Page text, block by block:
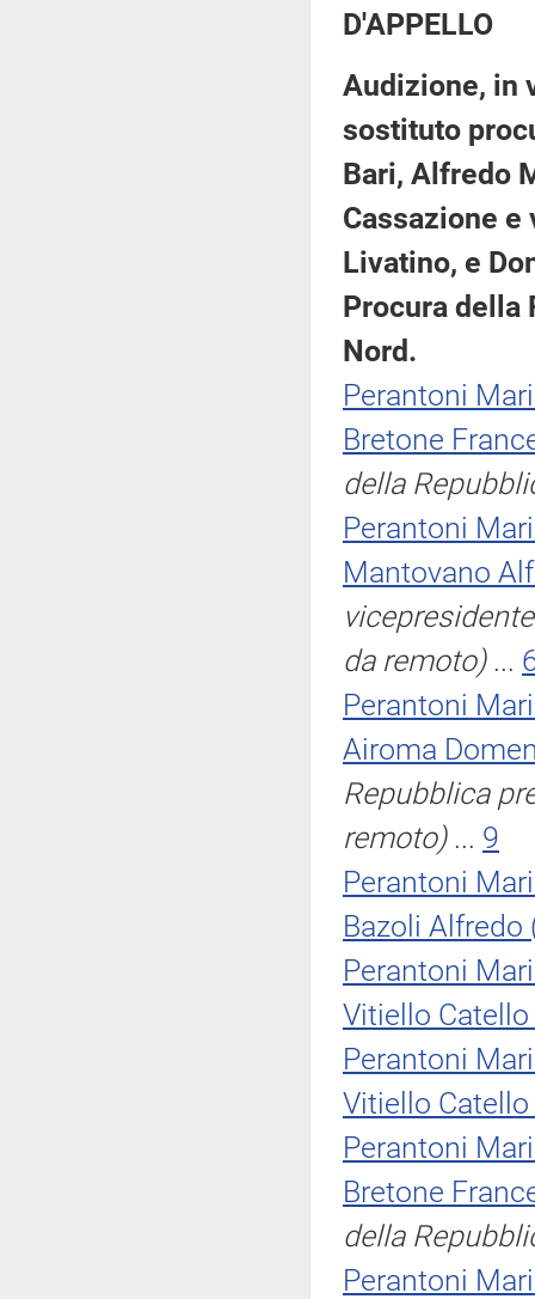
D'APPELLO
Audizione, in
sostituto
Bari, Alfredo
Cassazione
Livatino, e
Procura della
Nord.
Perantoni
Bretone
della
Perantoni
Mantovano
da remoto)...
Perantoni
Airoma
Repubblica
remoto)... 9
Perantoni
Bazoli Alfredo
Perantoni
Vitiello Catello
Perantoni
Vitiello Catello
Perantoni
Bretone
della
Perantoni